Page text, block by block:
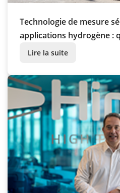
Technologie de mesure
applications hydrogène :
enjeux ?
Lire la suite